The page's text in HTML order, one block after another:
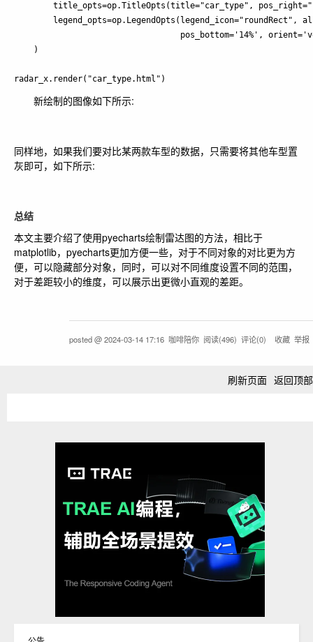
title_opts=op.TitleOpts(title="car_type",
legend_opts=op.LegendOpts(legend_icon="roundRect",
pos_bottom='14%',
    )
新绘制的图像如下所示:
同样地，如果我们要对比某两款车型的数据，只需要将其他车型置
灰即可，如下所示:
总结
本文主要介绍了使用pyecharts绘制雷达图的方法，相比于
matplotlib，pyecharts更加方便一些，对于不同对象的对比更为方
便，可以隐藏部分对象，同时，可以对不同维度设置不同的范围，
对于差距较小的维度，可以展示出更微小直观的差距。
posted @2024-03-14 17:16 咖啡陪你 阅读(496) 评论(0) 收藏 举报
刷新页面 返回顶部